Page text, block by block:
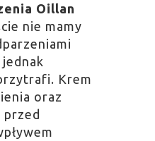
Oillan
nie mamy
Krem
oraz